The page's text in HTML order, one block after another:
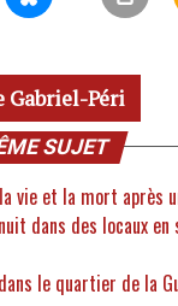
Gabriel-Péri
SUJET
vie et la mort après
dans des locaux
le quartier de la